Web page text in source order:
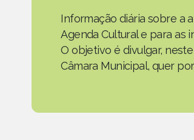
Informação diária sobre a
Agenda Cultural e para as
O objetivo é divulgar,
Câmara Municipal, quer